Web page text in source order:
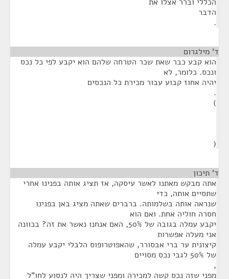
הדבר
.
ד' מילגרום
הוא קבע כבר שאת שכר הטרחה שלהם הוא יקבע לפי כל נכס
ונכס. כלומר, לא
יהיה אחוז קבוע עבור מכירת כל הנכסים
.
)
(
ד' תיכון
אתה מבקש מאתנו לאשר עיסקה, אז תציג אותה בפנינו אחרי
שתסיים אותה, כדי
שנראה אותה בשלמותה. ברברים שאתה מציג באן בפנינו
חסרה חוליה אחת. ואם הוא
יקבע עמלה בגובה של 50%, האם אנחנו נאשר את זה? בכוונה
אני מעלה אפשרות
קיצונית ער ברי אבסורר, שהאפוטרופוס הלבלי יקבע עמלה
של 50% לגבי נכס מסויים
,
מפני שזה נכס קשה למכירה ומפני שצריך היה לנסוע לחו"ל